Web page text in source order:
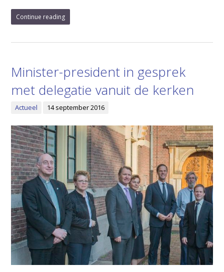
Continue reading
Minister-president in gesprek
met delegatie vanuit de kerken
Actueel 14 september 2016